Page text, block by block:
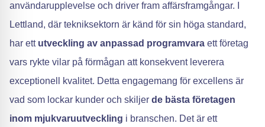
användarupplevelse och driver fram affärsframgångar. I
Lettland, där tekniksektorn är känd för sin höga standard,
har ett utveckling av anpassad programvara ett företag
vars rykte vilar på förmågan att konsekvent leverera
exceptionell kvalitet. Detta engagemang för excellens är
vad som lockar kunder och skiljer de bästa företagen
inom mjukvaruutveckling i branschen. Det är ett